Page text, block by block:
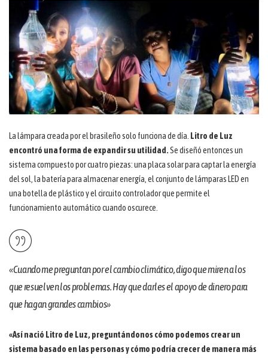
La lámpara creada por el brasileño solo funciona de día. Litro de Luz
encontró una forma de expandir su utilidad.Se diseñó entonces un
sistema compuesto por cuatro piezas: una placa solar para captar la energía
del sol, la batería para almacenar energía, el conjunto de lámparas LED en
una botella de plástico y el circuito controlador que permite el
funcionamiento automático cuando oscurece.
«Cuando me preguntan por el cambio climático, digo que miren a los
que resuelven los problemas. Hay que darles el apoyo de dinero para
que hagan grandes cambios»
«Así nació Litro de Luz, preguntándonos cómo podemos crear un
sistema basado en las personas y cómo podría crecer de manera más